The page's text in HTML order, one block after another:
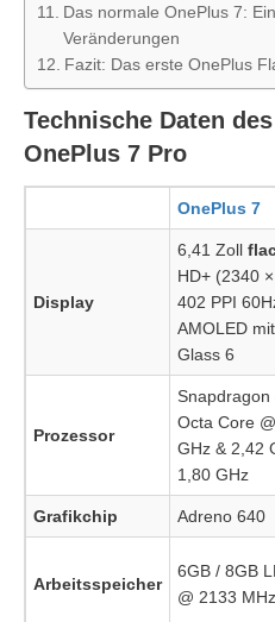
Das normale OnePlus 7:
Veränderungen
Fazit: Das erste OnePlus
Technische Daten
OnePlus 7 Pro
OnePlus 7
Display
6,41 Zoll
HD+ (2340
402 PPI
AMOLED
Glass 6
Prozessor
Snapdragon
Octa Core
GHz & 2,42
1,80 GHz
Grafikchip Adreno 640
Arbeitsspeicher
6GB / 8GB
@ 2133 MHz